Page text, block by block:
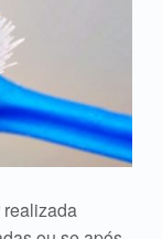
realizada